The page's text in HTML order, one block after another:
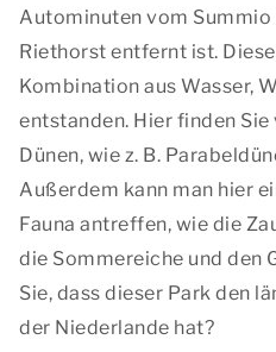
Autominuten vom Summio
Riethorst entfernt ist.
Kombination aus Wasser,
entstanden. Hier finden
Dünen, wie z. B.
Außerdem kann man hier
Fauna antreffen, wie die
die Sommereiche und den
Sie, dass dieser Park den
der Niederlande hat?